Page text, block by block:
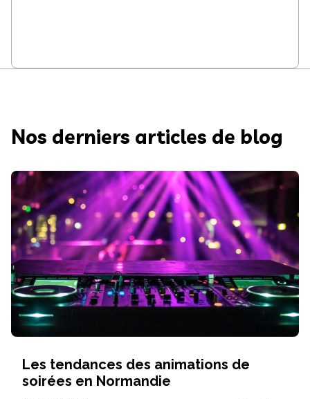
Nos derniers articles de blog
Les tendances des animations de
soirées en Normandie